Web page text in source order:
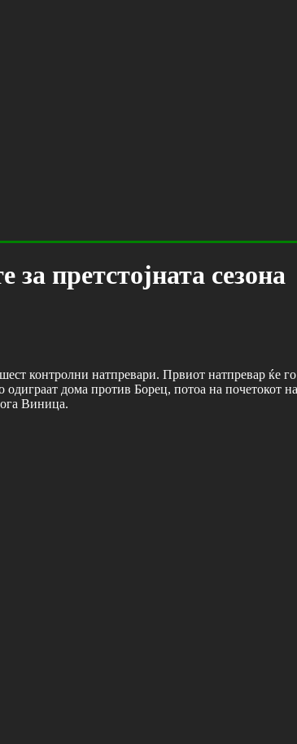
претстојната сезона
контролни натпревари. Првиот натпревар ќе
дома против Борец, потоа на почетокот
Виница.